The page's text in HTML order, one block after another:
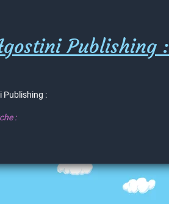
Publishing :
Publishing :
: